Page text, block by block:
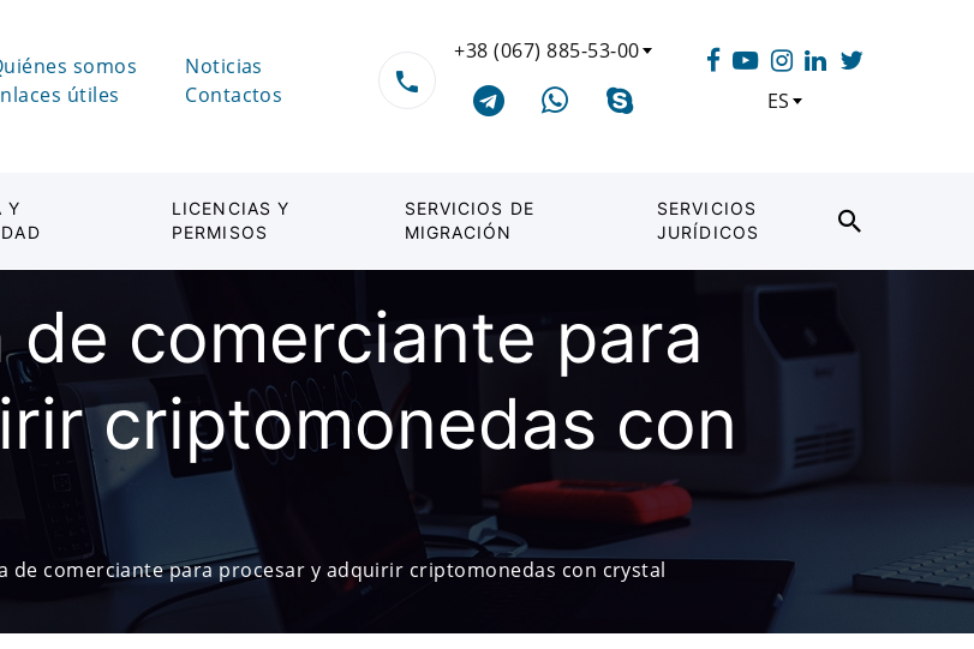
somos
útiles
Noticias
Contactos
+38 (067) 885-53-00
ES
Y
LICENCIAS Y
PERMISOS
SERVICIOS DE
MIGRACIÓN
SERVICIOS
JURÍDICOS
comerciante para
criptomonedas con
de comerciante para procesar y adquirir criptomonedas con crystal